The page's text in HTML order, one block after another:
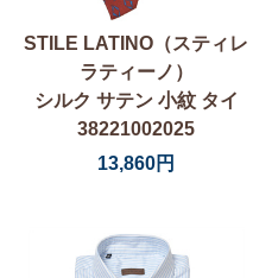
STILE LATINO（スティレ
ラティーノ）
シルク サテン 小紋 タイ
38221002025
13,860円